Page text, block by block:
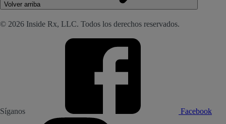
Volver arriba
© 2026 Inside Rx, LLC. Todos los derechos reservados.
Síganos Facebook